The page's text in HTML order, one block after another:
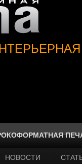
НОВОСТИ